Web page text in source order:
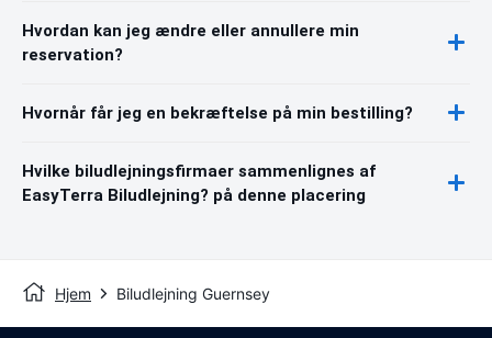
Hvordan kan jeg ændre eller annullere min
reservation?
Hvornår får jeg en bekræftelse på min bestilling?
Hvilke biludlejningsfirmaer sammenlignes af
EasyTerra Biludlejning? på denne placering
Hjem Biludlejning Guernsey